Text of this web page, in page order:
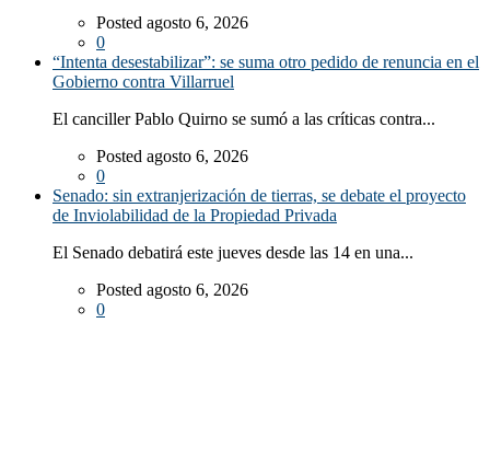
Posted agosto 6, 2026
0
“Intenta desestabilizar”: se suma otro pedido de renuncia en el
Gobierno contra Villarruel
El canciller Pablo Quirno se sumó a las críticas contra...
Posted agosto 6, 2026
0
Senado: sin extranjerización de tierras, se debate el proyecto
de Inviolabilidad de la Propiedad Privada
El Senado debatirá este jueves desde las 14 en una...
Posted agosto 6, 2026
0